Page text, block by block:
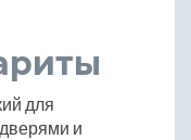
для
и